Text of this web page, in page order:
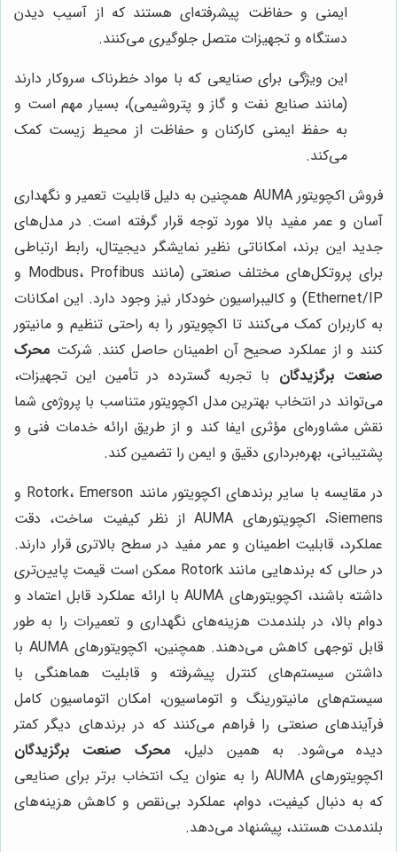
ایمنی و حفاظت پیشرفته‌ای هستند که از آسیب دیدن
دستگاه و تجهیزات متصل جلوگیری می‌کنند.
این ویژگی برای صنایعی که با مواد خطرناک سروکار دارند
(مانند صنایع نفت و گاز و پتروشیمی)، بسیار مهم است و
به حفظ ایمنی کارکنان و حفاظت از محیط زیست کمک
می‌کند.
فروش اکچویتور AUMA همچنین به دلیل قابلیت تعمیر و نگهداری
آسان و عمر مفید بالا مورد توجه قرار گرفته است. در مدل‌های
جدید این برند، امکاناتی نظیر نمایشگر دیجیتال، رابط ارتباطی
برای پروتکل‌های مختلف صنعتی (مانند Modbus، Profibus و
Ethernet/IP) و کالیبراسیون خودکار نیز وجود دارد. این امکانات
به کاربران کمک می‌کنند تا اکچویتور را به راحتی تنظیم و مانیتور
کنند و از عملکرد صحیح آن اطمینان حاصل کنند. شرکت محرک
صنعت برگزیدگان با تجربه گسترده در تأمین این تجهیزات،
می‌تواند در انتخاب بهترین مدل اکچویتور متناسب با پروژه‌ی شما
نقش مشاوره‌ای مؤثری ایفا کند و از طریق ارائه خدمات فنی و
پشتیبانی، بهره‌برداری دقیق و ایمن را تضمین کند.
در مقایسه با سایر برندهای اکچویتور مانند Rotork، Emerson و
Siemens، اکچویتورهای AUMA از نظر کیفیت ساخت، دقت
عملکرد، قابلیت اطمینان و عمر مفید در سطح بالاتری قرار دارند.
در حالی که برندهایی مانند Rotork ممکن است قیمت پایین‌تری
داشته باشند، اکچویتورهای AUMA با ارائه عملکرد قابل اعتماد و
دوام بالا، در بلندمدت هزینه‌های نگهداری و تعمیرات را به طور
قابل توجهی کاهش می‌دهند. همچنین، اکچویتورهای AUMA با
داشتن سیستم‌های کنترل پیشرفته و قابلیت هماهنگی با
سیستم‌های مانیتورینگ و اتوماسیون، امکان اتوماسیون کامل
فرآیندهای صنعتی را فراهم می‌کنند که در برندهای دیگر کمتر
دیده می‌شود. به همین دلیل، محرک صنعت برگزیدگان
اکچویتورهای AUMA را به عنوان یک انتخاب برتر برای صنایعی
که به دنبال کیفیت، دوام، عملکرد بی‌نقص و کاهش هزینه‌های
بلندمدت هستند، پیشنهاد می‌دهد.